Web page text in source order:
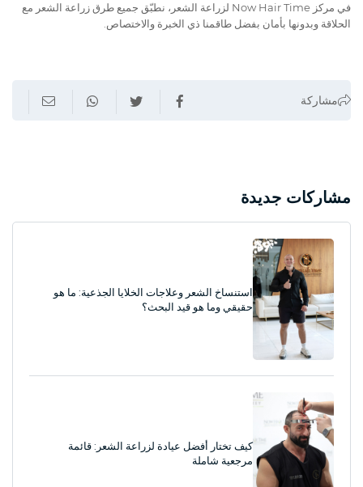
في مركز Now Hair Time لزراعة الشعر، نطبّق جميع طرق زراعة الشعر مع
الحلاقة وبدونها بأمان بفضل طاقمنا ذي الخبرة والاختصاص.
مشاركة
مشاركات جديدة
استنساخ الشعر وعلاجات الخلايا الجذعية: ما هو
حقيقي وما هو قيد البحث؟
كيف تختار أفضل عيادة لزراعة الشعر: قائمة
مرجعية شاملة